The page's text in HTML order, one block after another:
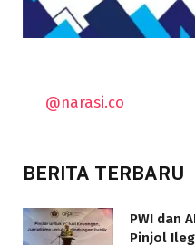
@narasi.co
BERITA TERBARU
PWI dan
Pinjol